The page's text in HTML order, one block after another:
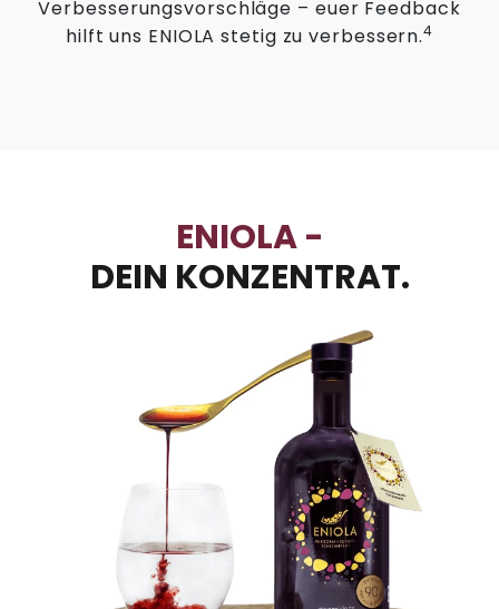
Verbesserungsvorschläge – euer Feedback
hilft uns ENIOLA stetig zu verbessern.4
ENIOLA -
DEIN KONZENTRAT.